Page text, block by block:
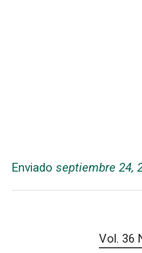
Enviado septiembre 24,
Vol. 36